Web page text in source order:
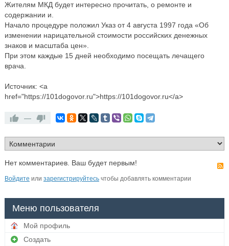
Жителям МКД будет интересно прочитать, о ремонте и
содержании и.
Начало процедуре положил Указ от 4 августа 1997 года «Об
изменении нарицательной стоимости российских денежных
знаков и масштаба цен».
При этом каждые 15 дней необходимо посещать лечащего
врача.
Источник: <a
href="https://101dogovor.ru">https://101dogovor.ru</a>
—
Нет комментариев. Ваш будет первым!
Войдите или зарегистрируйтесьчтобы добавлять комментарии
Меню пользователя
Мой профиль
Создать